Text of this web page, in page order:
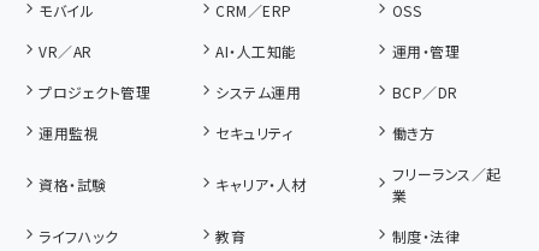
モバイル
CRM／ERP
OSS
VR／AR
AI・人工知能
運用・管理
プロジェクト管理
システム運用
BCP／DR
運用監視
セキュリティ 働き方
資格・試験 キャリア・人材
フリーランス／起
業
ライフハック
教育 制度・法律